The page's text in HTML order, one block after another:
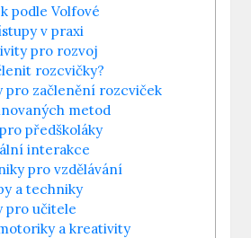
podle Volfové
v praxi
pro rozvoj
rozcvičky?
pro začlenění rozcviček
metod
předškoláky
interakce
pro vzdělávání
a techniky
pro učitele
a kreativity